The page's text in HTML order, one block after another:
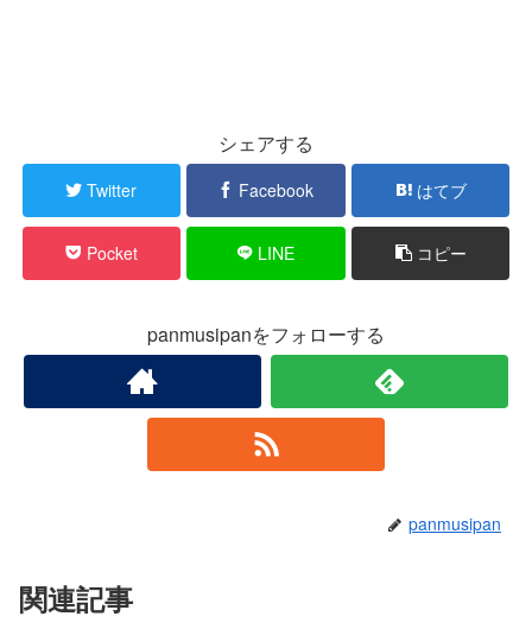
シェアする
Twitter Facebook はてブ
Pocket LINE コピー
panmusipanをフォローする
panmusipan
関連記事